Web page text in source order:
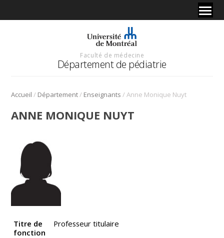
Faculté de médecine
Département de pédiatrie
Accueil / Département/ Enseignants /Anne Monique Nuyt
ANNE MONIQUE NUYT
Titre de
fonction
Professeur titulaire